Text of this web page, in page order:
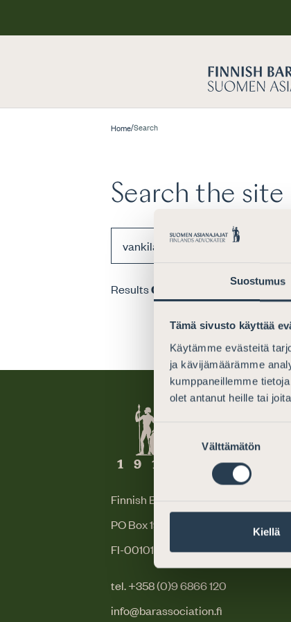
Suostumus
Tämä sivusto käyttää
Käytämme evästeitä
ja kävijämäärämme
kumppaneillemme
olet antanut heille tai
Suostumuksen
Välttämätön
Kiellä
Home/Search
Search the site
Results0 pcs for search term
Finnish Bar Association
PO Box 194 (Mikonkatu 25)
FI-00101 Helsinki, Finland
tel. +358 (0)9 6866 120
info@barassociation.fi